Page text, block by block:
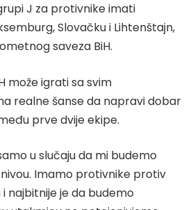
J za protivnike imati
Slovačku i Lihtenštajn,
saveza BiH.
može igrati sa svim
realne šanse da napravi dobar
prve dvije ekipe.
u slučaju da mi budemo
Imamo protivnike protiv
najbitnije je da budemo